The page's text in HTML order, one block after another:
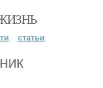
статьи